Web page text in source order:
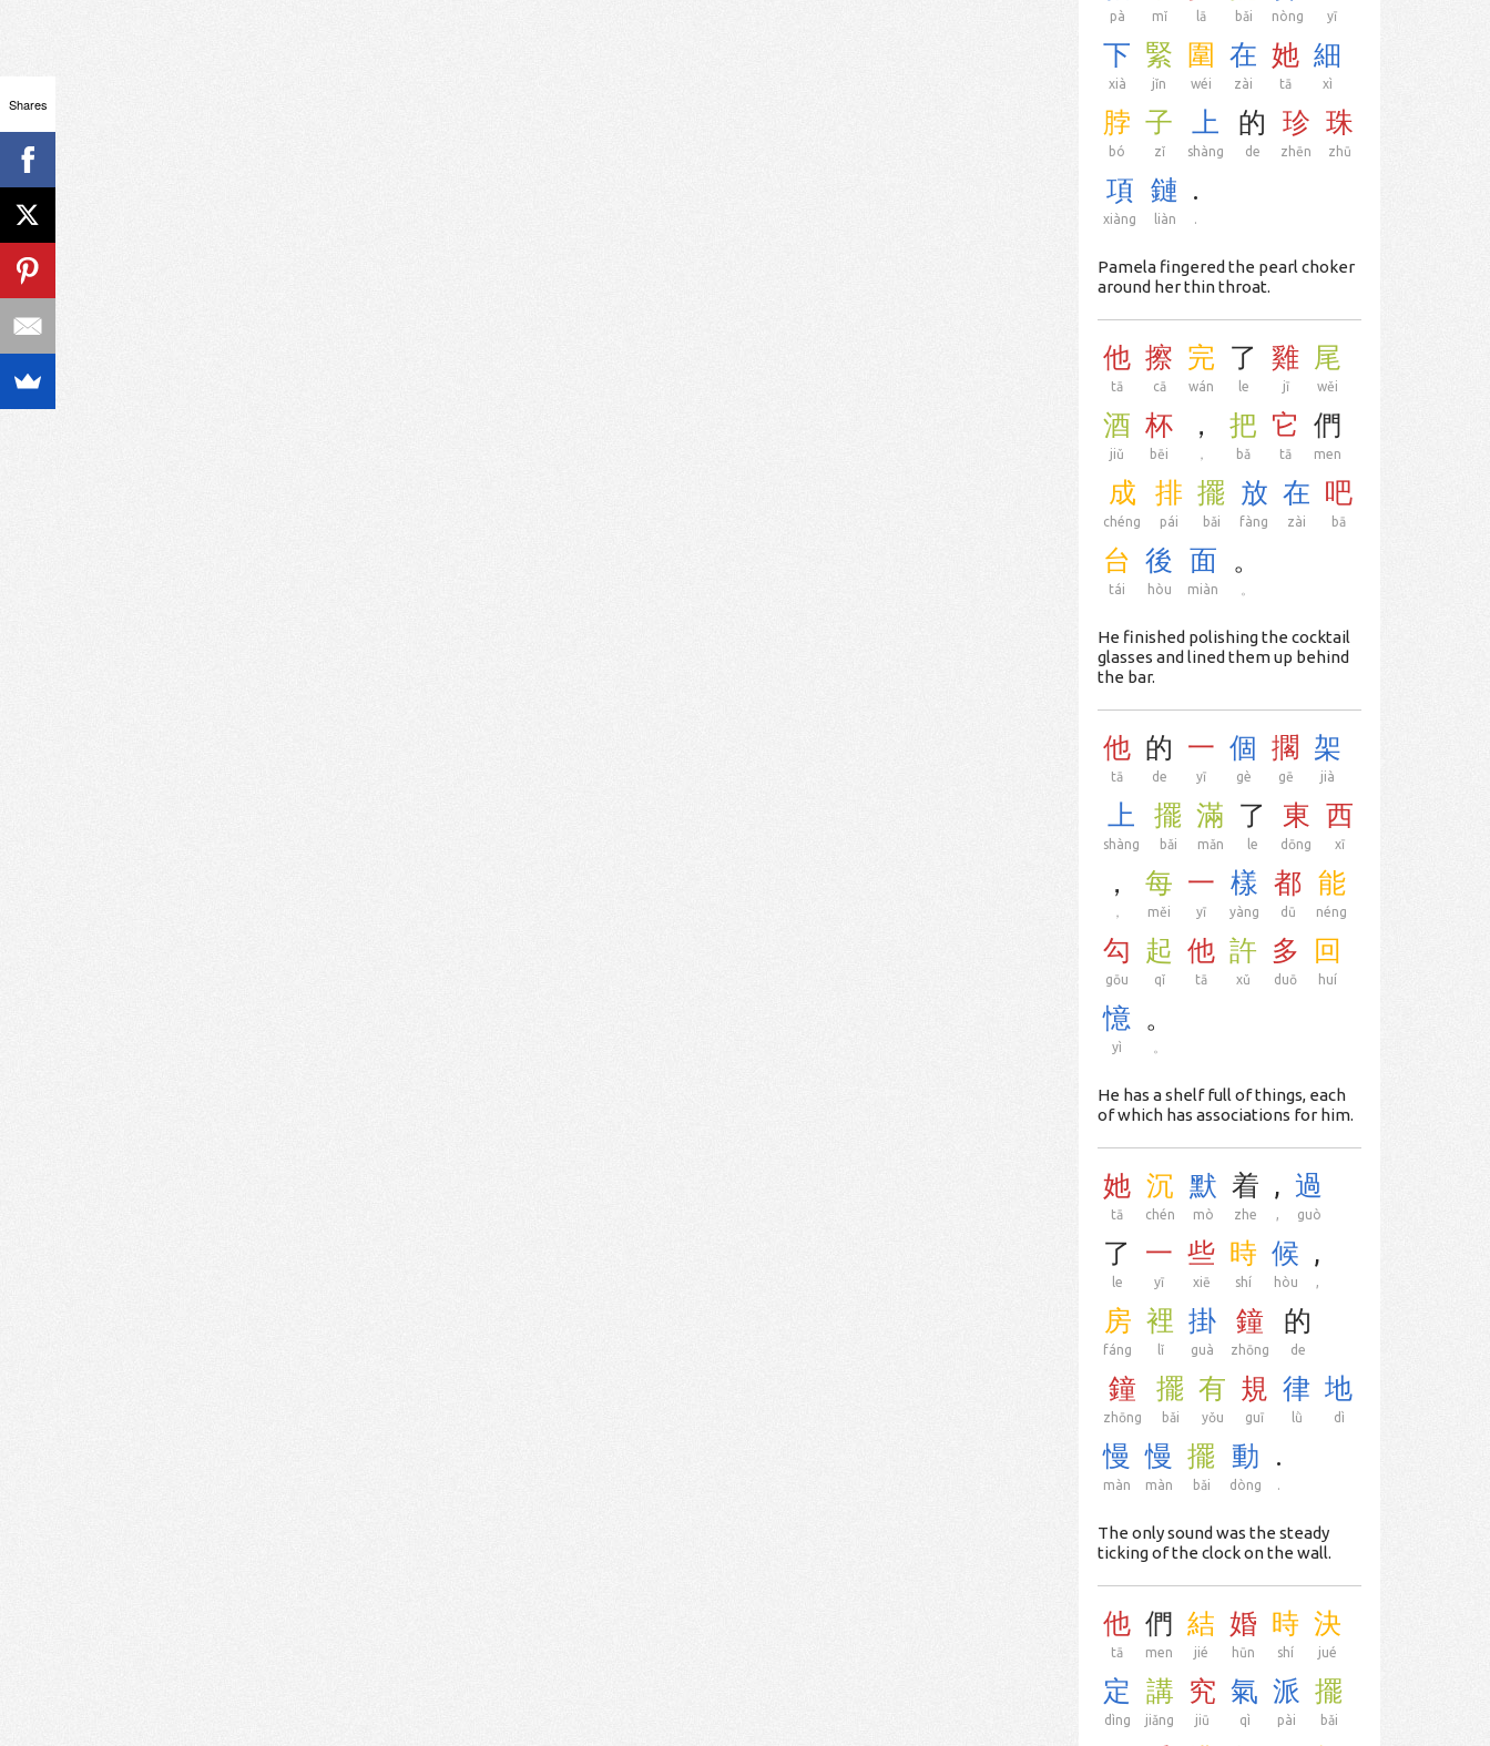
pà mǐ lā bǎi nòng yī
下
xià
緊
jǐn
圍
wéi
在
zài
她
tā
細
xì
脖
bó
子
zǐ
上
shàng
的
de
珍
zhēn
珠
zhū
項
xiàng
鏈
liàn
.
.
Pamela fingered the pearl choker
around her thin throat.
他
tā
擦
cā
完
wán
了
le
雞
jī
尾
wěi
酒
jiǔ
杯
bēi
，
，
把
bǎ
它
tā
們
men
成
chéng
排
pái
擺
bǎi
放
fàng
在
zài
吧
bā
台
tái
後
hòu
面
miàn
。
He finished polishing the cocktail
glasses and lined them up behind
the bar.
他
tā
的
de
一
yī
個
gè
擱
gē
架
jià
上
shàng
擺
bǎi
滿
mǎn
了
le
東
dōng
西
xī
，
，
每
měi
一
yī
樣
yàng
都
dū
能
néng
勾
gōu
起
qǐ
他
tā
許
xǔ
多
duō
回
huí
憶
yì
。
He has a shelf full of things, each
of which has associations for him.
她
tā
沉
chén
默
mò
着
zhe
,
,
過
guò
了
le
一
yī
些
xiē
時
shí
候
hòu
,
,
房
fáng
裡
lǐ
掛
guà
鐘
zhōng
的
de
鐘
zhōng
擺
bǎi
有
yǒu
規
guī
律
lǜ
地
dì
慢
màn
慢
màn
擺
bǎi
動
dòng
.
.
The only sound was the steady
ticking of the clock on the wall.
他
tā
們
men
結
jié
婚
hūn
時
shí
決
jué
定
dìng
講
jiǎng
究
jiū
氣
qì
派
pài
擺
bǎi
Shares